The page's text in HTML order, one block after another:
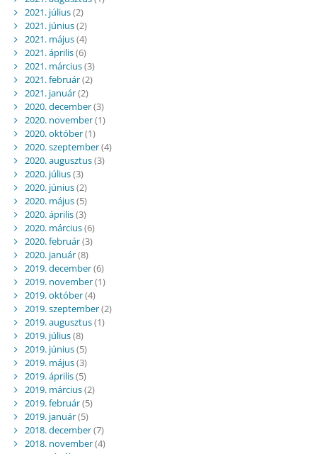
2021. július(2)
2021. június(2)
2021. május(4)
2021. április(6)
2021. március(3)
2021. február(2)
2021. január(2)
2020. december(3)
2020. november(1)
2020. október(1)
2020. szeptember(4)
2020. augusztus(3)
2020. július(3)
2020. június(2)
2020. május(5)
2020. április(3)
2020. március(6)
2020. február(3)
2020. január(8)
2019. december(6)
2019. november(1)
2019. október(4)
2019. szeptember(2)
2019. augusztus(1)
2019. július(8)
2019. június(5)
2019. május(3)
2019. április(5)
2019. március(2)
2019. február(5)
2019. január(5)
2018. december(7)
2018. november(4)